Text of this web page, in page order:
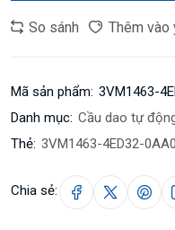
So sánh Thêm vào
Mã sản phẩm: 3VM1463-
Danh mục: Cầu dao tự
Thẻ: 3VM1463-4ED32-0AA0
Chia sẻ: